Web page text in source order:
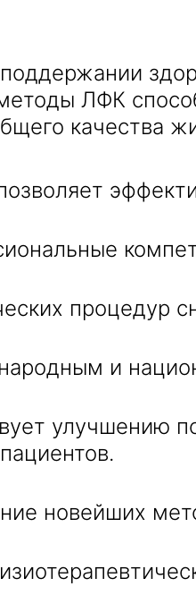
ЛФК
качества
процедур
и
улучшению
новейших